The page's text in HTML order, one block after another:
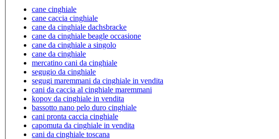
cane cinghiale
cane caccia cinghiale
cane da cinghiale dachsbracke
cane da cinghiale beagle occasione
cane da cinghiale a singolo
cane da cinghiale
mercatino cani da cinghiale
segugio da cinghiale
segugi maremmani da cinghiale in vendita
cani da caccia al cinghiale maremmani
kopov da cinghiale in vendita
bassotto nano pelo duro cinghiale
cani pronta caccia cinghiale
capomuta da cinghiale in vendita
cani da cinghiale toscana